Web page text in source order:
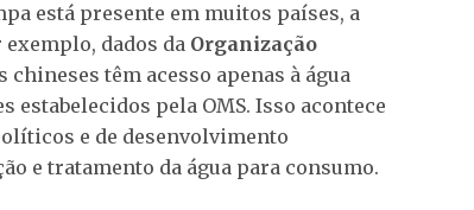
está presente em muitos países, a
exemplo, dados da Organização
têm acesso apenas à água
estabelecidos pela OMS. Isso acontece
e de desenvolvimento
e tratamento da água para consumo.